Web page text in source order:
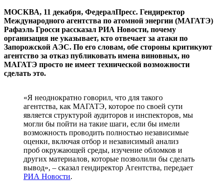
МОСКВА, 11 декабря, ФедералПресс. Гендиректор
Международного агентства по атомной энергии (МАГАТЭ)
Рафаэль Гросси рассказал РИА Новости, почему
организация не указывает, кто отвечает за атаки по
Запорожской АЭС. По его словам, обе стороны критикуют
агентство за отказ публиковать имена виновных, но
МАГАТЭ просто не имеет технической возможности
сделать это.
«Я неоднократно говорил, что для такого
агентства, как МАГАТЭ, которое по своей сути
является структурой аудиторов и инспекторов, мы
могли бы пойти на такие шаги, если бы имели
возможность проводить полностью независимые
оценки, включая отбор и независимый анализ
проб окружающей среды, изучение обломков и
других материалов, которые позволили бы сделать
вывод», – сказал гендиректор Агентства, передает
РИА Новости.